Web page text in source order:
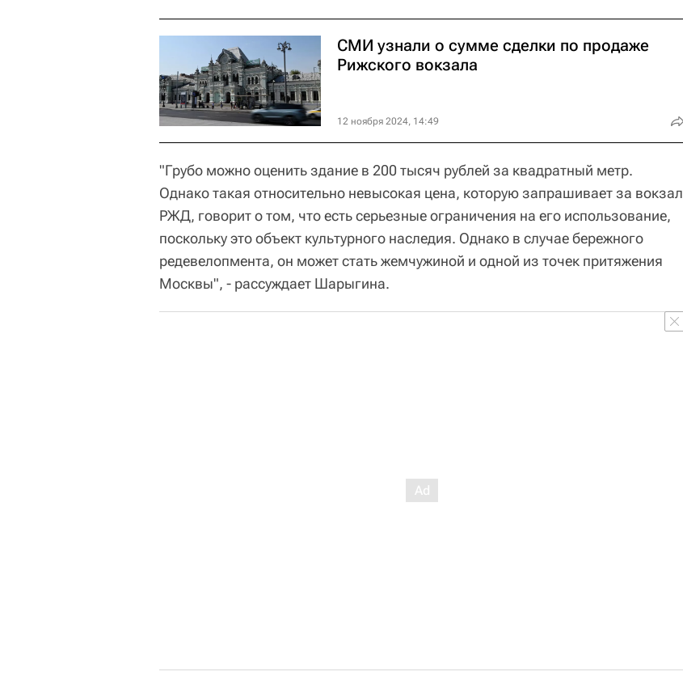
СМИ узнали о сумме сделки по продаже
Рижского вокзала
12 ноября 2024, 14:49
"Грубо можно оценить здание в 200 тысяч рублей за квадратный метр.
Однако такая относительно невысокая цена, которую запрашивает за вокзал
РЖД, говорит о том, что есть серьезные ограничения на его использование,
поскольку это объект культурного наследия. Однако в случае бережного
редевелопмента, он может стать жемчужиной и одной из точек притяжения
Москвы", - рассуждает Шарыгина.